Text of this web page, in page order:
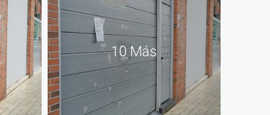
10 Más